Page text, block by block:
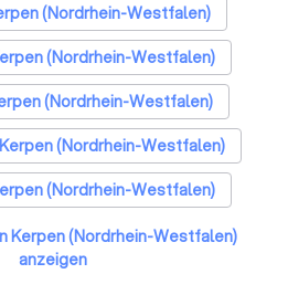
(Nordrhein-Westfalen)
(Nordrhein-Westfalen)
(Nordrhein-Westfalen)
(Nordrhein-Westfalen)
(Nordrhein-Westfalen)
Kerpen (Nordrhein-Westfalen)
anzeigen